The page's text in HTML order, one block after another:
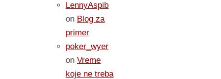
LennyAspib
on Blog za
primer
poker_wyer
on Vreme
koje ne treba